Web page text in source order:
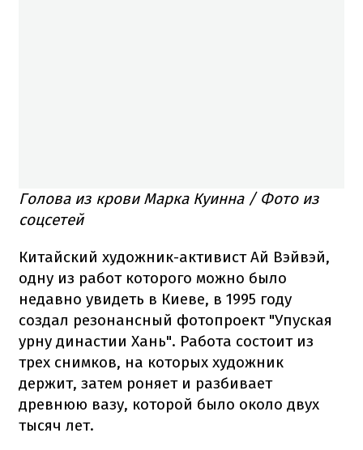
Голова из крови Марка Куинна / Фото из
соцсетей
Китайский художник-активист Ай Вэйвэй,
одну из работ которого можно было
недавно увидеть в Киеве, в 1995 году
создал резонансный фотопроект "Упуская
урну династии Хань". Работа состоит из
трех снимков, на которых художник
держит, затем роняет и разбивает
древнюю вазу, которой было около двух
тысяч лет.